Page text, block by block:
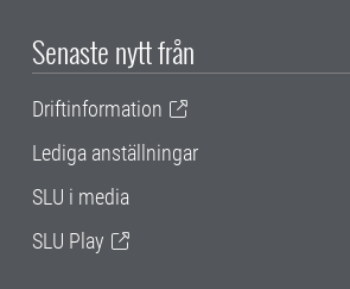
Senaste nytt från
Driftinformation
Lediga anställningar
SLU i media
SLU Play